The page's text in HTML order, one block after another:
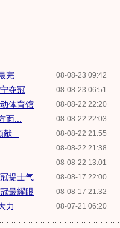
08-08-23 09:42
完...
08-08-23 06:51
夺冠
08-08-22 22:20
体育馆
08-08-22 22:03
面...
08-08-22 21:55
...
08-08-22 21:38
08-08-22 13:01
08-08-17 22:00
提士气
08-08-17 21:32
最耀眼
08-07-21 06:20
力...